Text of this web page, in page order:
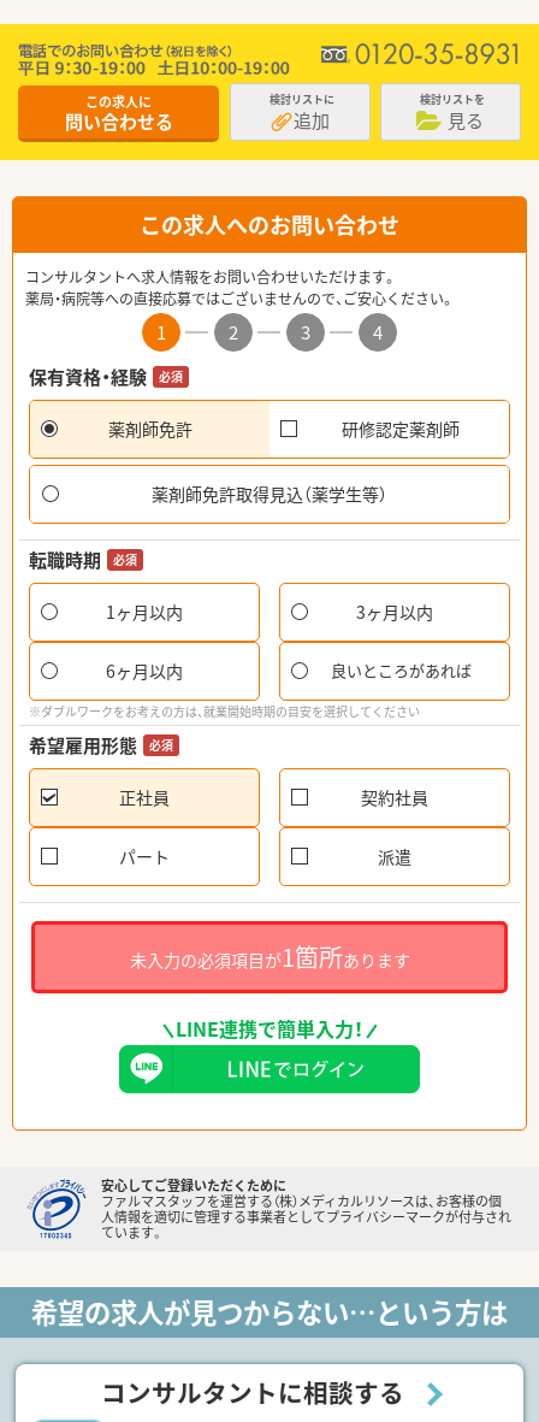
この求人に
問い合わせる
検討リストに
追加
検討リストを
見る
この求人へのお問い合わせ
コンサルタントへ求人情報をお問い合わせいただけます。
薬局・病院等への直接応募ではございませんので、ご安心ください。
1 2 3
4
保有資格・経験
必須
薬剤師免許 研修認定薬剤師
薬剤師免許取得見込（薬学生等）
転職時期 必須
1ヶ月以内 3ヶ月以内
6ヶ月以内 良いところがあれば
※ダブルワークをお考えの方は、就業開始時期の目安を選択してください
希望雇用形態 必須
正社員 契約社員
パート 派遣
未入力の必須項目が1箇所あります
LINE連携で簡単入力！
安心してご登録いただくために
ファルマスタッフを運営する（株）メディカルリソースは、お客様の個
人情報を適切に管理する事業者としてプライバシーマークが付与され
ています。
希望の求人が見つからない…という方は
コンサルタントに相談する